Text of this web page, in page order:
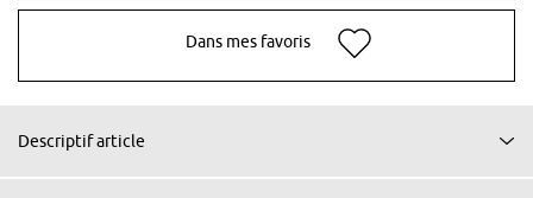
Dans mes favoris
Descriptif article